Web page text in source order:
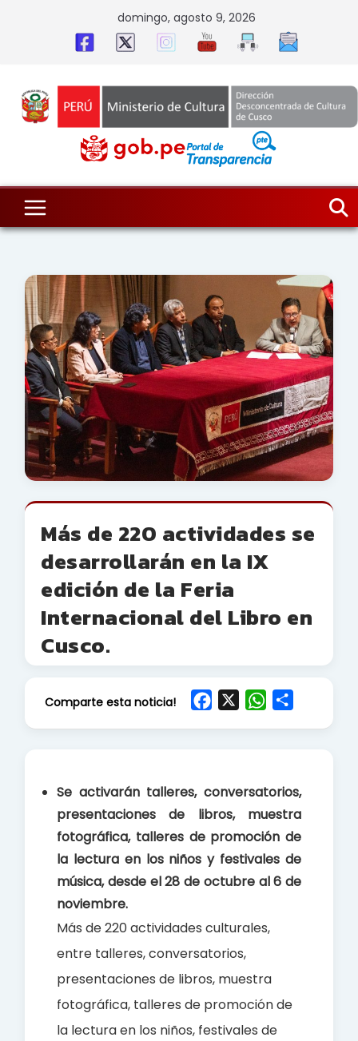
domingo, agosto 9, 2026
Más de 220 actividades se
desarrollarán en la IX
edición de la Feria
Internacional del Libro en
Cusco.
Comparte esta noticia!
o
k
W
p
p
Se activarán talleres, conversatorios,
presentaciones de libros, muestra
fotográfica, talleres de promoción de
la lectura en los niños y festivales de
música, desde el 28 de octubre al 6 de
noviembre.
Más de 220 actividades culturales,
entre talleres, conversatorios,
presentaciones de libros, muestra
fotográfica, talleres de promoción de
la lectura en los niños, festivales de